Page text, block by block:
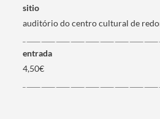
Termo de Pesquisa
sitio
auditório do centro cultural de
entrada
4,50€